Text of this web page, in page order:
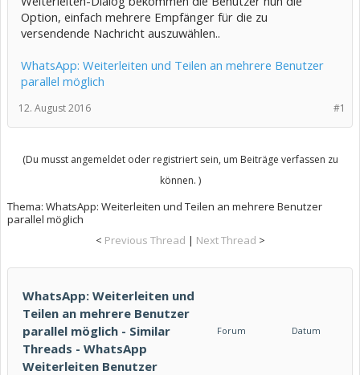
Option, einfach mehrere Empfänger für die zu
versendende Nachricht auszuwählen..
WhatsApp: Weiterleiten und Teilen an mehrere Benutzer
parallel möglich
#1
12. August 2016
(Du musst angemeldet oder registriert sein, um Beiträge verfassen zu
können. )
Thema: WhatsApp: Weiterleiten und Teilen an mehrere Benutzer
parallel möglich
< Previous Thread | Next Thread >
WhatsApp: Weiterleiten und
Teilen an mehrere Benutzer
parallel möglich - Similar
Threads - WhatsApp
Weiterleiten Benutzer
Forum Datum